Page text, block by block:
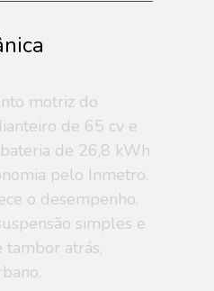
motriz do
de 65 cv e
de 26,8 kWh
pelo Inmetro.
o desempenho.
simples e
tambor atrás,